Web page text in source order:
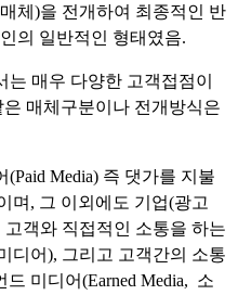
체)을 전개하여 최종적인 반
의 일반적인 형태였음.
매우 다양한 고객접점이
매체구분이나 전개방식은
Media) 즉 댓가를 지불
며, 그 이외에도 기업(광고
객와 직접적인 소통을 하는
디어), 그리고 고객간의 소통
미디어(Earned Media, 소